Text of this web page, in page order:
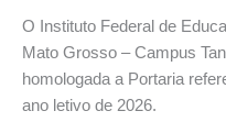
O Instituto Federal de
Mato Grosso – Campus
homologada a Portaria
ano letivo de 2026.